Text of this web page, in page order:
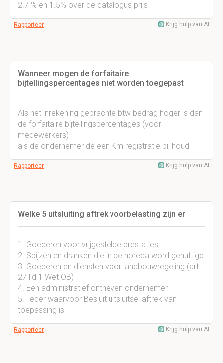
2.7 % en 1.5% over de catalogus prijs
Rapporteer Krijg hulp van AI
Wanneer mogen de forfaitaire
bijtellingspercentages niet worden toegepast
Als het inrekening gebrachte btw bedrag hoger is dan
de forfaitaire bijtellingspercentages (voor
medewerkers)
als de ondernemer de een Km registratie bij houd
Rapporteer Krijg hulp van AI
Welke 5 uitsluiting aftrek voorbelasting zijn er
1. Goederen voor vrijgestelde prestaties
2. Spijzen en dranken die in de horeca word genuttigd
3. Goederen en diensten voor landbouwregeling (art.
27 lid 1 Wet OB)
4. Een administratief ontheven ondernemer
5. ieder waarvoor Besluit uitsluitsel aftrek van
toepassing is
Rapporteer Krijg hulp van AI